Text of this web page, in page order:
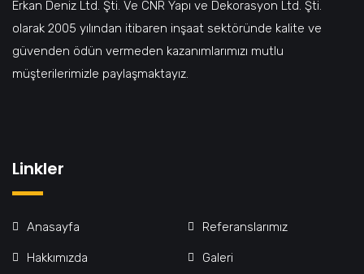
Erkan Deniz Ltd. Şti. Ve CNR Yapı ve Dekorasyon Ltd. Şti.
olarak 2005 yılından itibaren inşaat sektöründe kalite ve
güvenden ödün vermeden kazanımlarımızı mutlu
müşterilerimizle paylaşmaktayız.
Linkler
Anasayfa Referanslarımız
Hakkımızda Galeri